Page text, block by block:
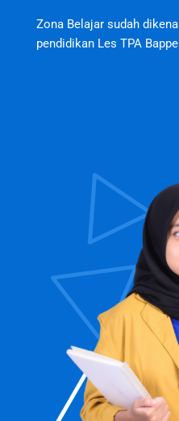
Zona Belajar sudah
pendidikan Les TPA